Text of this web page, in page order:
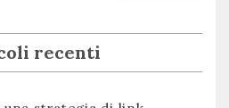
recenti